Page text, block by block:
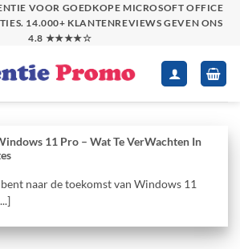
VOOR GOEDKOPE MICROSOFT OFFICE
14.000+ KLANTENREVIEWS GEVEN ONS
4.8 ★★★★☆
11 Pro – Wat Te VerWachten In
naar de toekomst van Windows 11